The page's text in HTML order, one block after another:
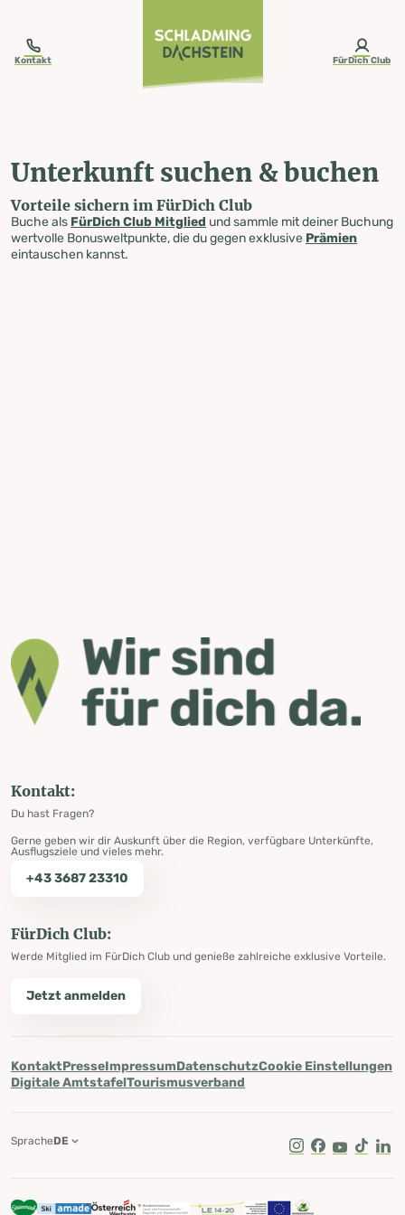
Kontakt FürDich Club
Unterkunft suchen & buchen
Vorteile sichern im FürDich Club
Buche als FürDich Club Mitglied und sammle mit deiner Buchung
wertvolle Bonusweltpunkte, die du gegen exklusive Prämien
eintauschen kannst.
Kontakt:
Du hast Fragen?
Gerne geben wir dir Auskunft über die Region, verfügbare Unterkünfte,
Ausflugsziele und vieles mehr.
+43 3687 23310
FürDich Club:
Werde Mitglied im FürDich Club und genieße zahlreiche exklusive Vorteile.
Jetzt anmelden
KontaktPresseImpressumDatenschutzCookie Einstellungen
Digitale AmtstafelTourismusverband
Instagram
Facebook
Youtube
Tik Tok
SpracheDE